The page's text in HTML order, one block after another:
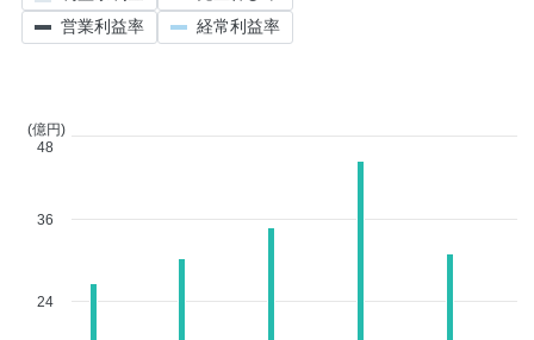
24
36
(億円)
48
営業利益率
経常利益率